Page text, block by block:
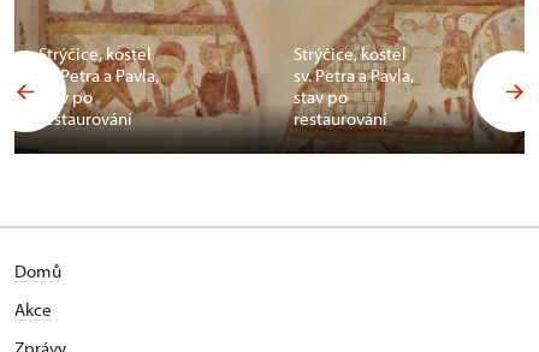
Strýčice, kostel
sv. Petra a Pavla,
stav po
restaurování
Strýčice, kostel
sv. Petra a Pavla,
stav po
restaurování
Domů
Akce